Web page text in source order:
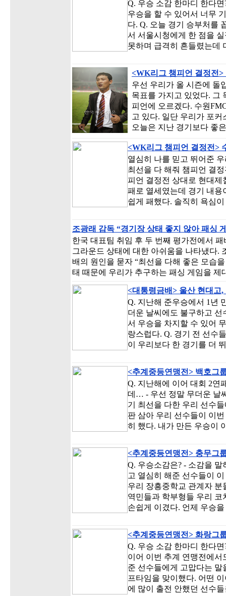
Q. 우승 소감 한마디 한다
우승을 할 수 있어서 너무
다. Q. 오늘 경기 승부처를
서 서울시청에게 한 점을
못하며 급격히 흔들렸는데
<WK리그 챔피언 결정전
우선 우리가 올 시즌에 돌
목표를 가지고 있었다. 그
피언에 오르겠다. 수원
고 있다. 일단 우리가 포
오늘은 지난 경기보다 좋
<WK리그 챔피언 결정전>
열심히 나를 믿고 뛰어준
최선을 다 해줘 챔피언 결
피언 결정전 상대로 현대제
패로 열세였는데 경기 내용
쉽게 패했다. 솔직히 욕심
조광래 감독 “경기장 상태 좋지 않아 패싱
한국 대표팀 취임 후 두 번째 평가전에서
그라운드 상태에 대한 아쉬움을 나타냈다.
배의 원인을 묻자 “최선을 다해 좋은 모습
태 때문에 우리가 추구하는 패싱 게임을
<대통령금배> 울산 현대고
Q. 지난해 준우승에서 1년
더운 날씨에도 불구하고
서 우승을 차지할 수 있어
랑스럽다. Q. 경기 전 선수
이 우리보다 한 경기를 더
<추계중등연맹전> 백호그
Q. 지난해에 이어 대회 2연
데… - 우선 정말 무더운 날
기 최선을 다한 우리 선수
판 삼아 우리 선수들이 이
히 했다. 내가 만든 우승이
<추계중등연맹전> 충무그
Q. 우승소감은? - 소감을
고 열심히 해준 선수들이
우리 장흥중학교 관계자
역민들과 학부형들 우리
손쉽게 이겼다. 언제 우승
<추계중등연맹전> 화랑그
Q. 우승 소감 한마디 한다
이어 이번 추계 연맹전에
준 선수들에게 고맙다는 말
프타임을 맞이했다. 어떤
에 많이 출전 안했던 선수